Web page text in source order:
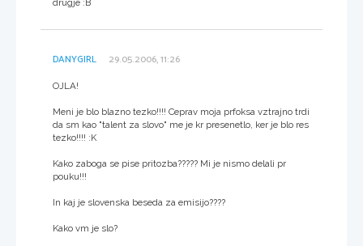
DANYGIRL 29.05.2006, 11:26
OJLA!
Meni je blo blazno tezko!!!! Ceprav moja prfoksa vztrajno trdi
da sm kao "talent za slovo" me je kr presenetlo, ker je blo res
tezko!!!! :K
Kako zaboga se pise pritozba????? Mi je nismo delali pr
pouku!!!
In kaj je slovenska beseda za emisijo????
Kako vm je slo?